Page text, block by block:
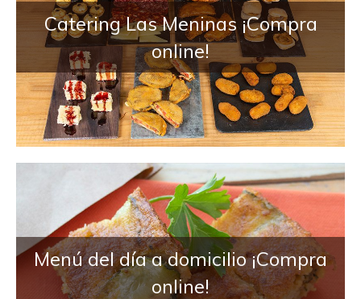
Catering Las Meninas ¡Compra
online!
Menú del día a domicilio ¡Compra
online!